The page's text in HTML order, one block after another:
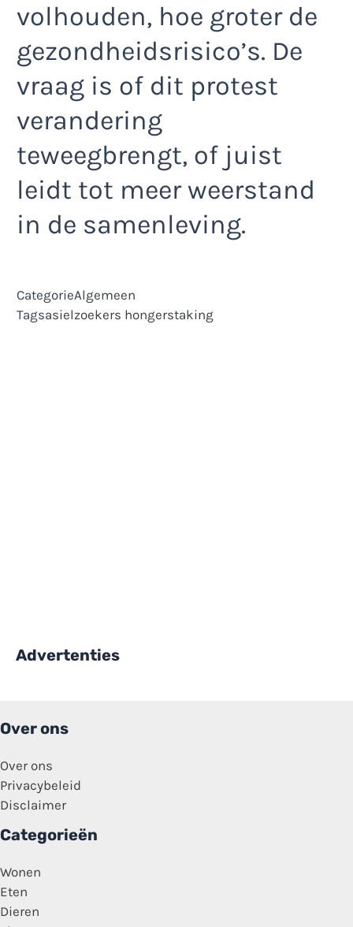
volhouden, hoe groter de
gezondheidsrisico’s. De
vraag is of dit protest
verandering
teweegbrengt, of juist
leidt tot meer weerstand
in de samenleving.
CategorieAlgemeen
Tagsasielzoekers hongerstaking
Advertenties
Over ons
Over ons
Privacybeleid
Disclaimer
Categorieën
Wonen
Eten
Dieren